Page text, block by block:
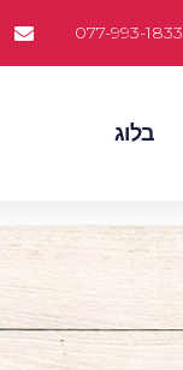
077-993-1833
בלוג